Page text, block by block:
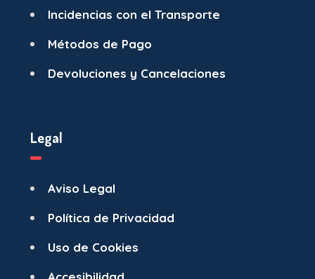
Incidencias con el Transporte
Métodos de Pago
Devoluciones y Cancelaciones
Legal
Aviso Legal
Política de Privacidad
Uso de Cookies